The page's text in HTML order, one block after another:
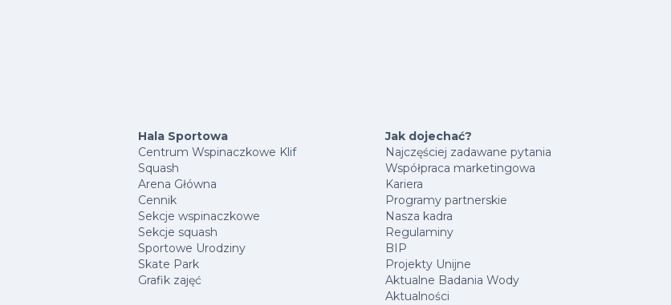
Hala Sportowa
Centrum Wspinaczkowe Klif
Squash
Arena Główna
Cennik
Sekcje wspinaczkowe
Sekcje squash
Sportowe Urodziny
Skate Park
Grafik zajęć
Jak dojechać?
Najczęściej zadawane pytania
Współpraca marketingowa
Kariera
Programy partnerskie
Nasza kadra
Regulaminy
BIP
Projekty Unijne
Aktualne Badania Wody
Aktualności